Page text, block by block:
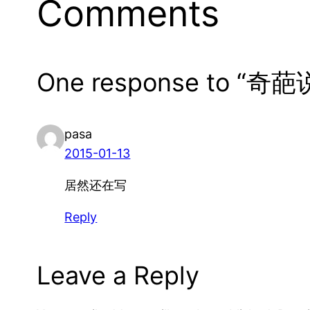
Comments
One response to “奇葩
pasa
2015-01-13
居然还在写
Reply
Leave a Reply